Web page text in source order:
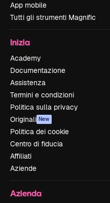
App mobile
Tutti gli strumenti Magnific
Inizia
Academy
Documentazione
Assistenza
Termini e condizioni
Politica sulla privacy
Originali New
Politica dei cookie
Centro di fiducia
Affiliati
Aziende
Azienda